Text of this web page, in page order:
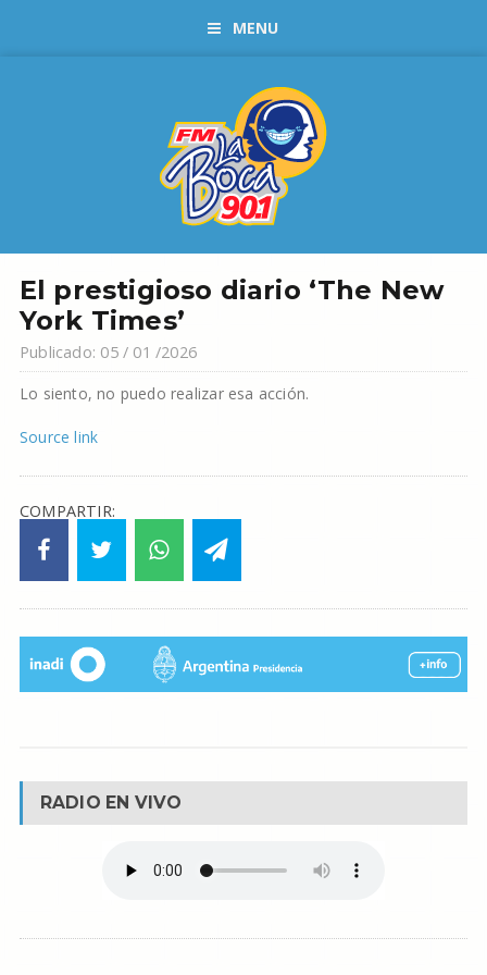
MENU
El prestigioso diario ‘The New
York Times’
Publicado: 05 / 01 /2026
Lo siento, no puedo realizar esa acción.
Source link
COMPARTIR:
RADIO EN VIVO